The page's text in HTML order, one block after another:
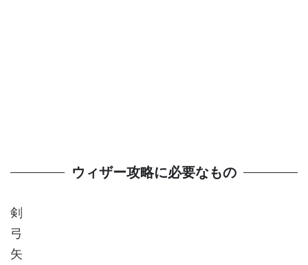
ウィザー攻略に必要なもの
剣
弓
矢